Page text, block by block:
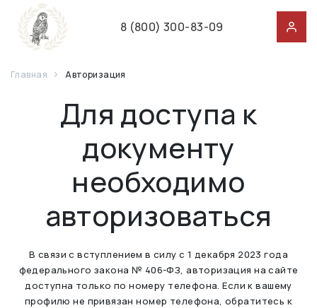
8 (800) 300-83-09
Главная Авторизация
Для доступа к
документу
необходимо
авторизоваться
В связи с вступлением в силу с 1 декабря 2023 года
федерального закона № 406-ФЗ, авторизация на сайте
доступна только по номеру телефона. Если к вашему
профилю не привязан номер телефона, обратитесь к